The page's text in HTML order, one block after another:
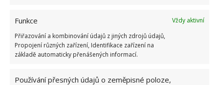
Funkce
Vždy aktivní
Přiřazování a kombinování údajů z jiných zdrojů údajů,
Propojení různých zařízení, Identifikace zařízení na
základě automaticky přenášených informací.
Používání přesných údajů o zeměpisné poloze,
Sofistikovaný styl